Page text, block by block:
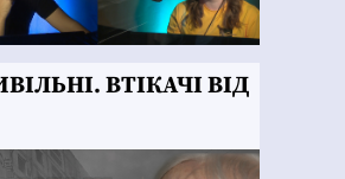
ВТІКАЧІ ВІД